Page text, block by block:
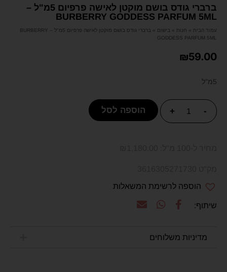
ברברי גודס בושם מוקטן לאישה פרפיום 5מ"ל –
BURBERRY GODDESS PARFUM 5ML
עמוד הבית » חנות » בישום »
ברברי גודס בושם מוקטן לאישה פרפיום 5מ"ל – BURBERRY
GODDESS PARFUM 5ML
₪59.00
5מ"ל
-
+ הוספה לסל
הוספה לרשימת המשאלות
מדיניות משלוחים